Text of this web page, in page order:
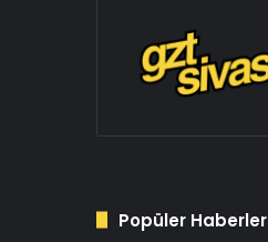
Popüler Haberler